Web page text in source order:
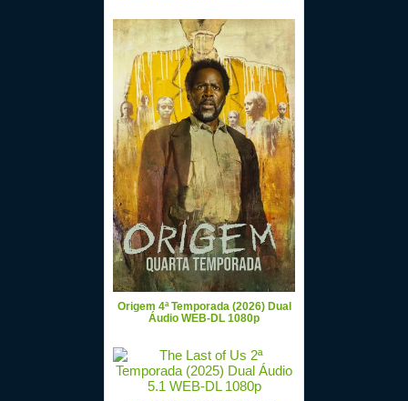
Origem 4ª Temporada (2026) Dual
Áudio WEB-DL 1080p